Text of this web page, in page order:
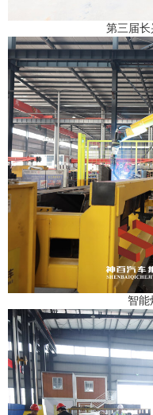
第三届长
智能